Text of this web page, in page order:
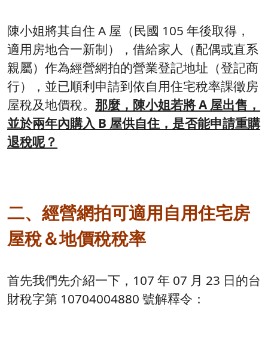
陳小姐將其自住 A 屋（民國 105 年後取得，
適用房地合一新制），借給家人（配偶或直系
親屬）作為經營網拍的營業登記地址（登記商
行），並已順利申請到依自用住宅稅率課徵房
屋稅及地價稅。 那麼，陳小姐若將 A 屋出售，
並於兩年內購入 B 屋供自住，是否能申請重購
退稅呢？
二、經營網拍可適用自用住宅房
屋稅＆地價稅稅率
首先我們先介紹一下，107 年 07 月 23 日的台
財稅字第 10704004880 號解釋令：